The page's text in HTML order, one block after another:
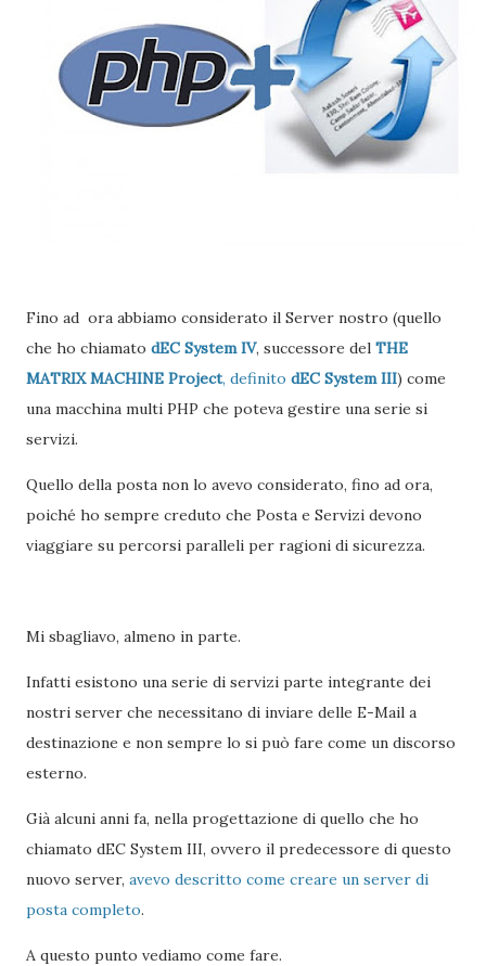
Fino ad ora abbiamo considerato il Server nostro (quello
che ho chiamato dEC System IV, successore del THE
MATRIX MACHINE Project, definito dEC System III) come
una macchina multi PHP che poteva gestire una serie si
servizi.
Quello della posta non lo avevo considerato, fino ad ora,
poiché ho sempre creduto che Posta e Servizi devono
viaggiare su percorsi paralleli per ragioni di sicurezza.
Mi sbagliavo, almeno in parte.
Infatti esistono una serie di servizi parte integrante dei
nostri server che necessitano di inviare delle E-Mail a
destinazione e non sempre lo si può fare come un discorso
esterno.
Già alcuni anni fa, nella progettazione di quello che ho
chiamato dEC System III, ovvero il predecessore di questo
nuovo server, avevo descritto come creare un server di
posta completo.
A questo punto vediamo come fare.